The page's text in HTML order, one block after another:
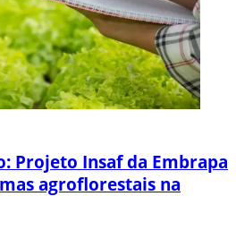
Projeto Insaf da Embrapa
agroflorestais na